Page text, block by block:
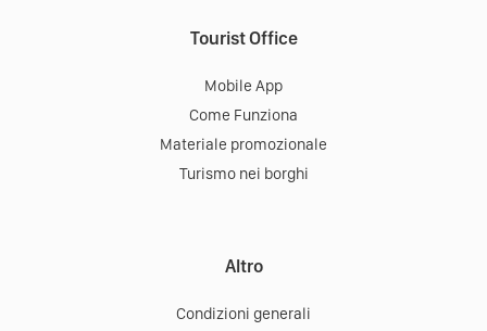
Tourist Office
Mobile App
Come Funziona
Materiale promozionale
Turismo nei borghi
Altro
Condizioni generali